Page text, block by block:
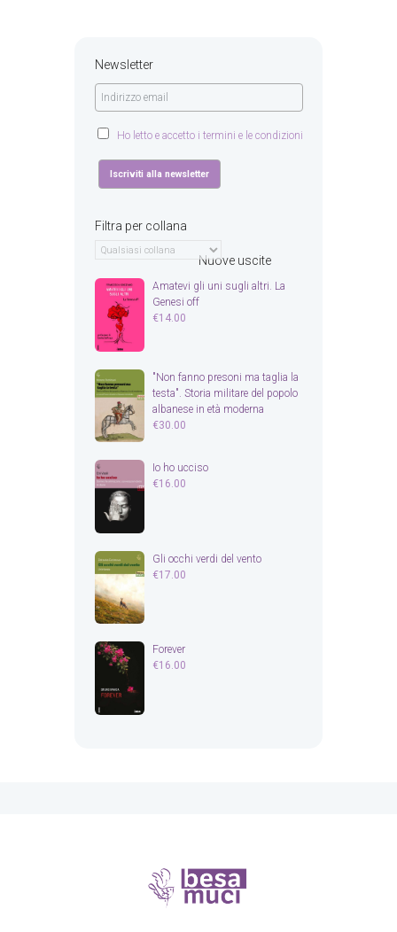
Newsletter
Ho letto e accetto i termini e le condizioni
Filtra per collana
Nuove uscite
Amatevi gli uni sugli altri. La
Genesi off
€14.00
"Non fanno presoni ma taglia la
testa". Storia militare del popolo
albanese in età moderna
€30.00
Io ho ucciso
€16.00
Gli occhi verdi del vento
€17.00
Forever
€16.00